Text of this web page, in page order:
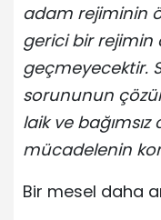
adam rejiminin
gerici bir rejimin
geçmeyecektir.
sorununun
laik ve
mücadelenin
Bir mesel daha